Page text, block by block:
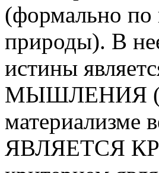
(формально по
природы). В
истины
МЫШЛЕНИЯ
материализме
ЯВЛЯЕТСЯ